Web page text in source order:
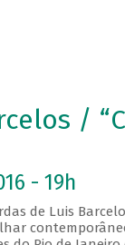
/
- 19h
de Luis